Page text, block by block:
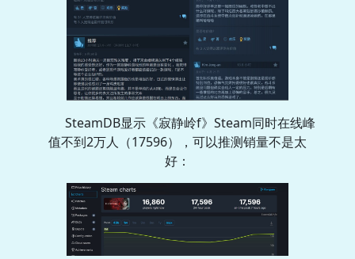
SteamDB显示《寂静岭f》Steam同时在线峰
值不到2万人（17596），可以推测销量不是太
好：